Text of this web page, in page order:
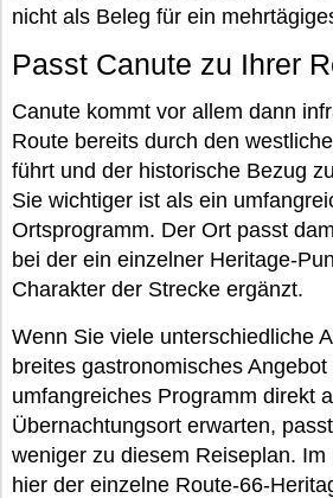
nicht als Beleg für ein
Passt Canute zu Ihrer
Canute kommt vor allem dann
Route bereits durch den
führt und der historische Bezug
Sie wichtiger ist als ein
Ortsprogramm. Der Ort passt
bei der ein einzelner Heritage-
Charakter der Strecke ergänzt.
Wenn Sie viele unterschiedliche
breites gastronomisches Angebot
umfangreiches Programm direkt
Übernachtungsort erwarten,
weniger zu diesem Reiseplan.
hier der einzelne Route-66-